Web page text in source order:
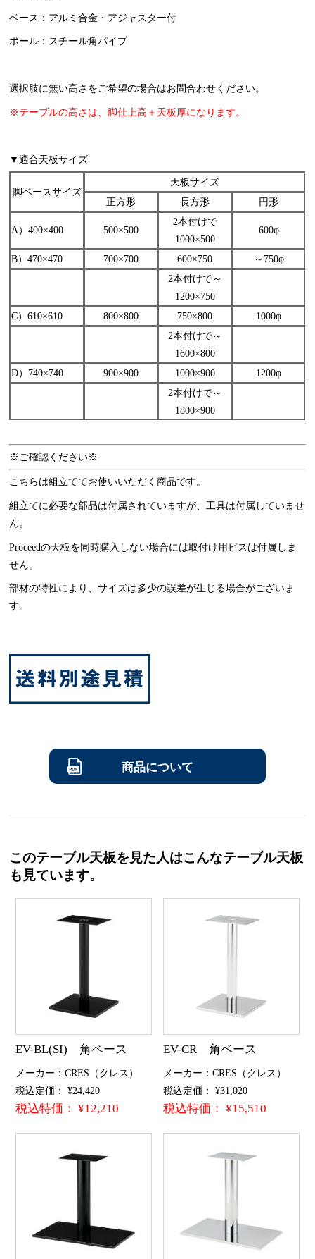
ベース：アルミ合金・アジャスター付
ポール：スチール角パイプ
選択肢に無い高さをご希望の場合はお問合わせください。
※テーブルの高さは、脚仕上高＋天板厚になります。
▼適合天板サイズ
脚ベースサイズ
天板サイズ
正方形
長方形 円形
A）400×400 500×500
2本付けで
1000×500
600φ
B）470×470 700×700 600×750
～750φ
2本付けで～
1200×750
C）610×610
800×800 750×800
1000φ
2本付けで～
1600×800
D）740×740
900×900 1000×900
1200φ
2本付けで～
1800×900
※ご確認ください※
こちらは組立ててお使いいただく商品です。
組立てに必要な部品は付属されていますが、工具は付属していませ
ん。
Proceedの天板を同時購入しない場合には取付け用ビスは付属しま
せん。
部材の特性により、サイズは多少の誤差が生じる場合がございま
す。
商品について
このテーブル天板を見た人はこんなテーブル天板
も見ています。
EV-BL(SI) 角ベース
メーカー：CRES（クレス）
税込定価： ¥24,420
税込特価： ¥12,210
EV-CR 角ベース
メーカー：CRES（クレス）
税込定価： ¥31,020
税込特価： ¥15,510